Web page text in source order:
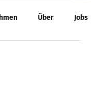
Über Jobs